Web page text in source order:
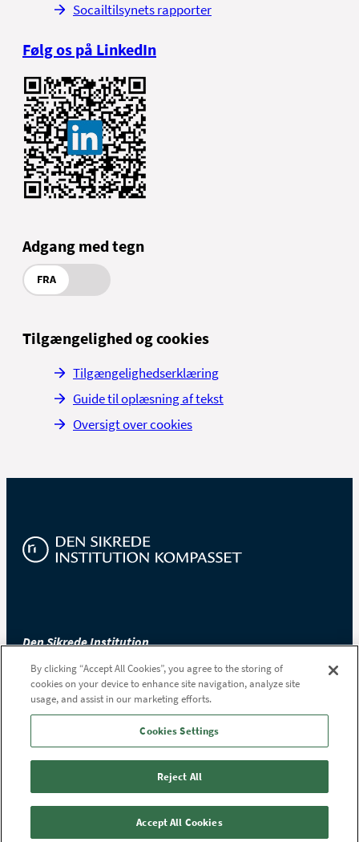
Socailtilsynets rapporter
Følg os på LinkedIn
Adgang med tegn
FRA
Tilgængelighed og cookies
Tilgængelighedserklæring
Guide til oplæsning af tekst
Oversigt over cookies
Den Sikrede Institution
Saturnvej 2
9700 Brønderslev
Tlf.97 64 79 50
By clicking “Accept All Cookies”, you agree to the storing of
cookies on your device to enhance site navigation, analyze site
usage, and assist in our marketing efforts.
Cookies Settings
Reject All
Accept All Cookies